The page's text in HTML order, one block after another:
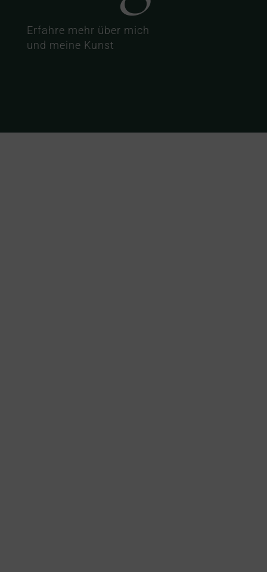
Erfahre mehr über mich
und meine Kunst